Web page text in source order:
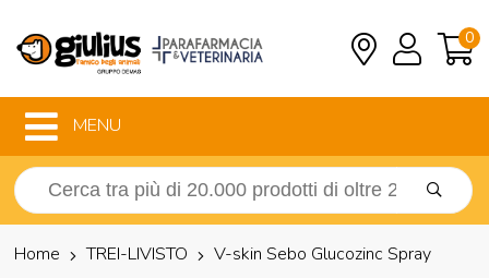
0
MENU
Home TREI-LIVISTO V-skin Sebo Glucozinc Spray